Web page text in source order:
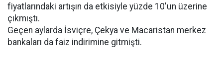
fiyatlarındaki artışın da etkisiyle yüzde 10'un üzerine
çıkmıştı.
Geçen aylarda İsviçre, Çekya ve Macaristan merkez
bankaları da faiz indirimine gitmişti.